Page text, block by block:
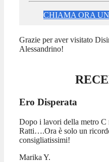
CHIAMA ORA
Grazie per aver visitato
Alessandrino!
Ero Disperata
Dopo i lavori della metro C
Ratti….Ora è solo un
consigliatissimi!
Marika Y.